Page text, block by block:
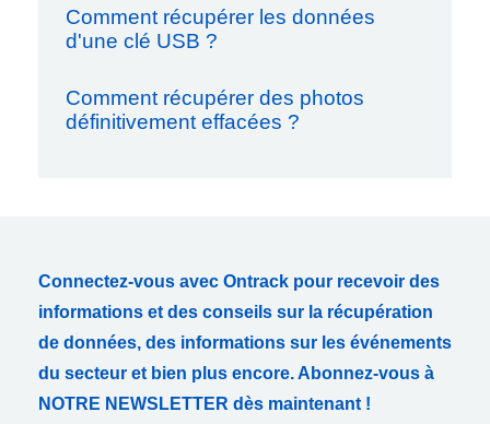
Comment récupérer les données
d'une clé USB ?
Comment récupérer des photos
définitivement effacées ?
Connectez-vous avec Ontrack pour recevoir des
informations et des conseils sur la récupération
de données, des informations sur les événements
du secteur et bien plus encore. Abonnez-vous à
NOTRE NEWSLETTER dès maintenant !